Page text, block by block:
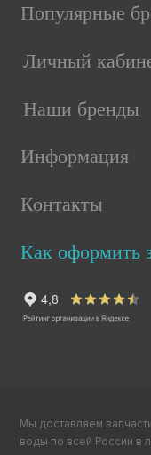
Популярные
Личный
Наши бренды
Информация
Контакты
Как оформить
Мы доставляем
воды по всей России в